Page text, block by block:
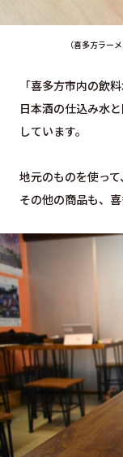
（喜多方ラー
「喜多方市内の飲
日本酒の仕込み水
しています。
地元のものを使って
その他の商品も、